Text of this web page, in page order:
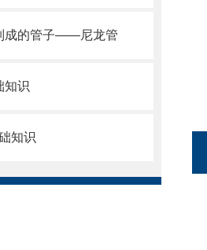
成的管子——尼龙管
知识
知识